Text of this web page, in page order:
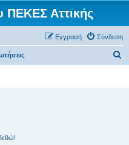
ΠΕΚΕΣ Αττικής
Σύνδεση
Εγγραφή